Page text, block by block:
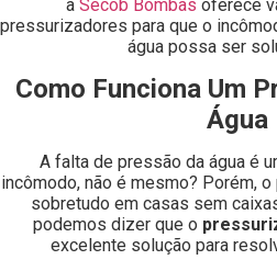
a Secob Bombas oferece
pressurizadores para que o
água possa ser
Como Funciona Um
Água
A falta de pressão da água é
incômodo, não é mesmo? Porém,
sobretudo em casas sem
podemos dizer que o
excelente solução para